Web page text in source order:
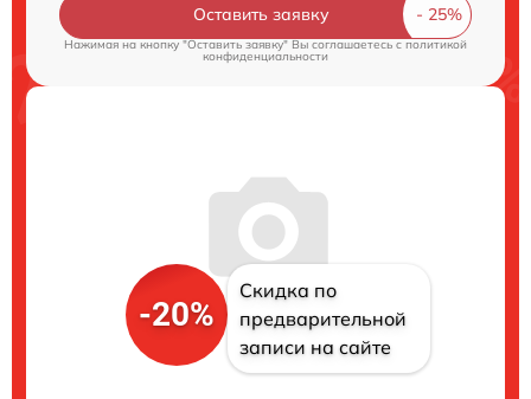
Оставить заявку
Нажимая на кнопку "Оставить заявку" Вы соглашаетесь cполитикой
конфиденциальности
-20%
Скидка по
предварительной
записи на сайте